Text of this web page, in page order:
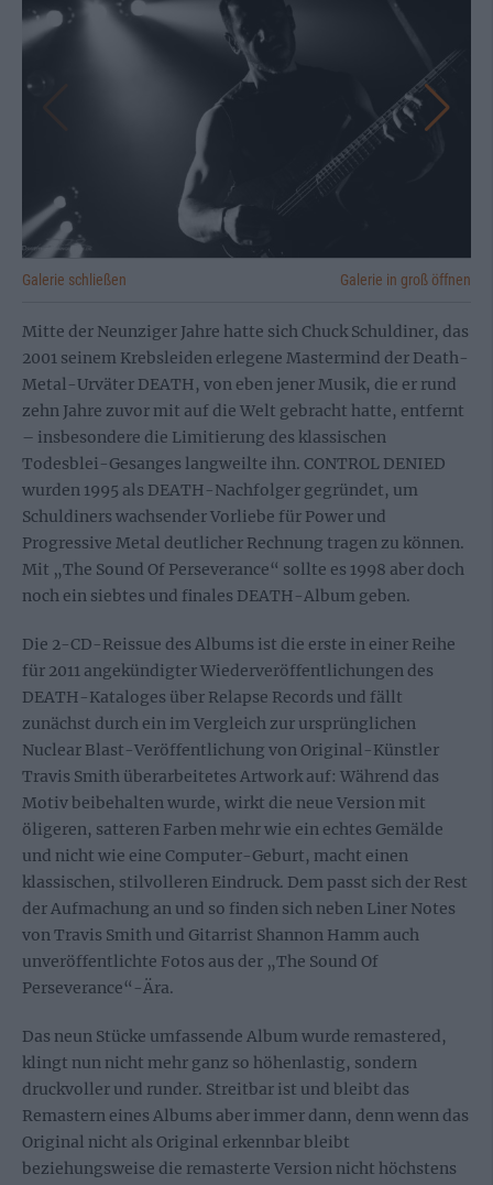
Galerie schließen Galerie in groß öffnen
Mitte der Neunziger Jahre hatte sich Chuck Schuldiner, das
2001 seinem Krebsleiden erlegene Mastermind der Death-
Metal-Urväter DEATH, von eben jener Musik, die er rund
zehn Jahre zuvor mit auf die Welt gebracht hatte, entfernt
– insbesondere die Limitierung des klassischen
Todesblei-Gesanges langweilte ihn. CONTROL DENIED
wurden 1995 als DEATH-Nachfolger gegründet, um
Schuldiners wachsender Vorliebe für Power und
Progressive Metal deutlicher Rechnung tragen zu können.
Mit „The Sound Of Perseverance“ sollte es 1998 aber doch
noch ein siebtes und finales DEATH-Album geben.
Die 2-CD-Reissue des Albums ist die erste in einer Reihe
für 2011 angekündigter Wiederveröffentlichungen des
DEATH-Kataloges über Relapse Records und fällt
zunächst durch ein im Vergleich zur ursprünglichen
Nuclear Blast-Veröffentlichung von Original-Künstler
Travis Smith überarbeitetes Artwork auf: Während das
Motiv beibehalten wurde, wirkt die neue Version mit
öligeren, satteren Farben mehr wie ein echtes Gemälde
und nicht wie eine Computer-Geburt, macht einen
klassischen, stilvolleren Eindruck. Dem passt sich der Rest
der Aufmachung an und so finden sich neben Liner Notes
von Travis Smith und Gitarrist Shannon Hamm auch
unveröffentlichte Fotos aus der „The Sound Of
Perseverance“-Ära.
Das neun Stücke umfassende Album wurde remastered,
klingt nun nicht mehr ganz so höhenlastig, sondern
druckvoller und runder. Streitbar ist und bleibt das
Remastern eines Albums aber immer dann, denn wenn das
Original nicht als Original erkennbar bleibt
beziehungsweise die remasterte Version nicht höchstens